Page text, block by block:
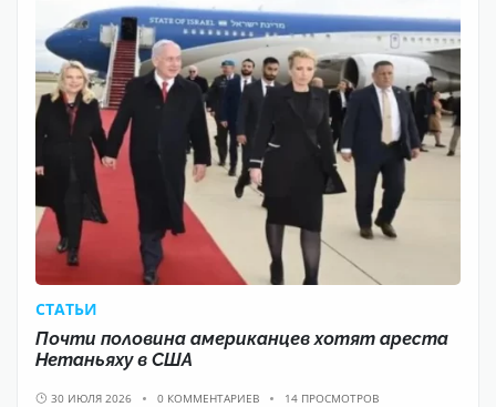
CТАТЬИ
Почти половина американцев хотят ареста
Нетаньяху в США
30 ИЮЛЯ 2026 0 КОММЕНТАРИЕВ 14 ПРОСМОТРОВ